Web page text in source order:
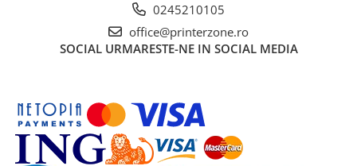
0245210105
office@printerzone.ro
SOCIAL URMARESTE-NE IN SOCIAL MEDIA